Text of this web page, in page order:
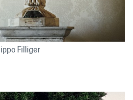
Filliger